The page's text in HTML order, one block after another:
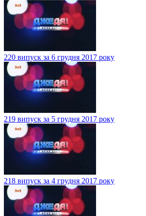
220 випуск за 6 грудня 2017 року
219 випуск за 5 грудня 2017 року
218 випуск за 4 грудня 2017 року